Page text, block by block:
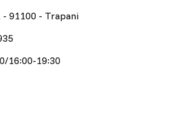
- 91100 - Trapani
16:00-19:30